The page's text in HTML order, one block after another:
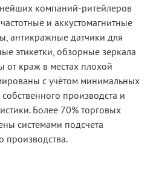
компаний-ритейлеров
и аккустомагнитные
антикражные датчики для
этикетки, обзорные зеркала
от краж в местах плохой
с учётом минимальных
производста и
Более 70% торговых
системами подсчета
производства.